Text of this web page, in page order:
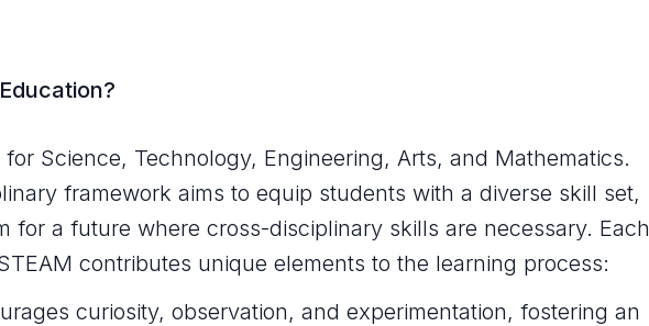
for Science, Technology, Engineering, Arts, and Mathematics.
framework aims to equip students with a diverse skill set,
for a future where cross-disciplinary skills are necessary. Each
contributes unique elements to the learning process:
curiosity, observation, and experimentation, fostering an